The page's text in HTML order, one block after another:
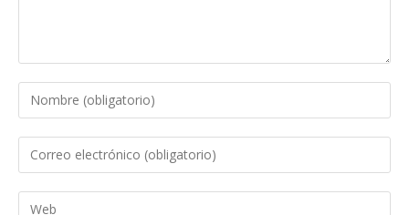
Introduce
tu
nombre
de
Introduce
tu
dirección
Introduce